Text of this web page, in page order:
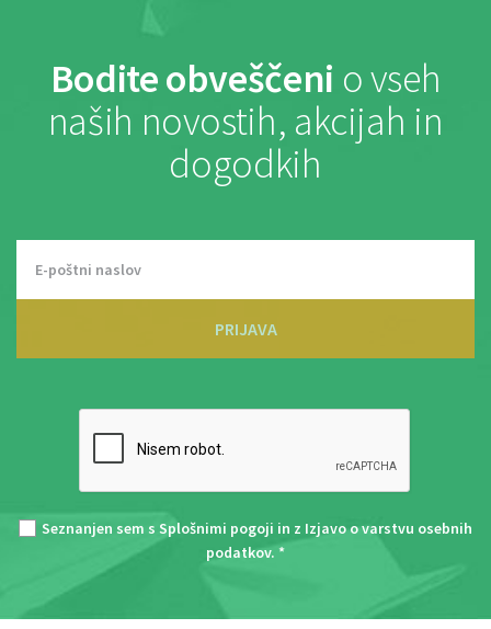
Bodite obveščeni o vseh
naših novostih, akcijah in
dogodkih
PRIJAVA
Seznanjen sem s Splošnimi pogoji in z Izjavo o varstvu osebnih
podatkov. *